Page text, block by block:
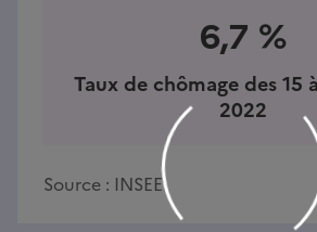
6,7 %
Taux de chômage des 15
2022
Source : INSEE